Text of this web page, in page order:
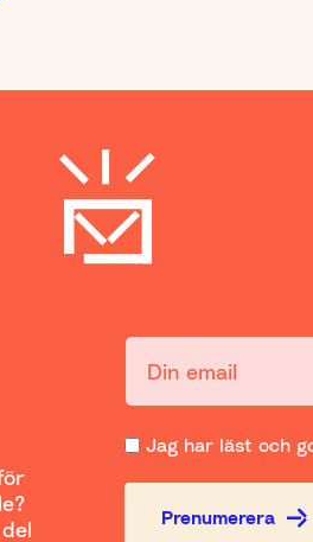
Jag har läst och
Prenumerera